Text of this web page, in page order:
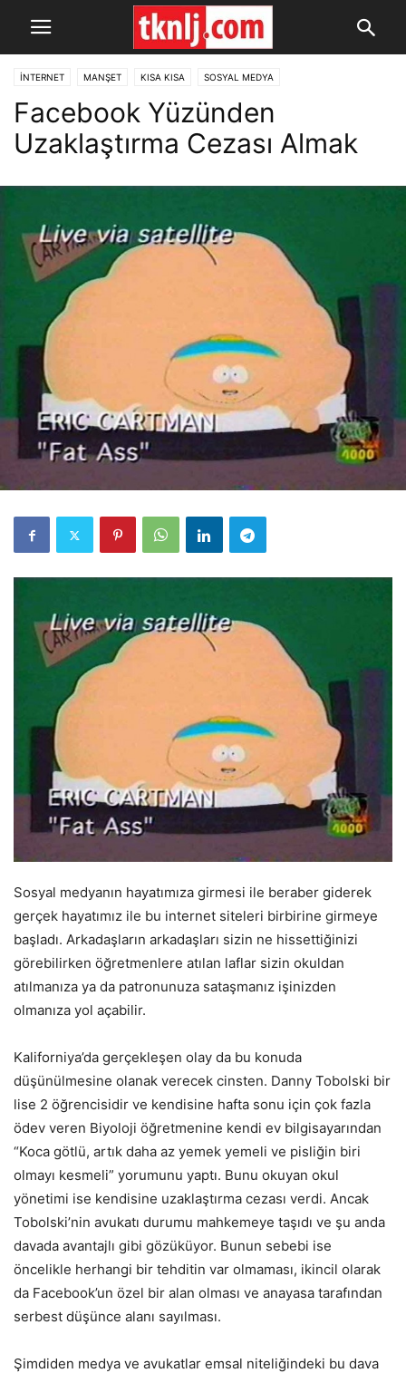
İNTERNET MANŞET KISA KISA SOSYAL MEDYA
Facebook Yüzünden
Uzaklaştırma Cezası Almak
Sosyal medyanın hayatımıza girmesi ile beraber giderek
gerçek hayatımız ile bu internet siteleri birbirine girmeye
başladı. Arkadaşların arkadaşları sizin ne hissettiğinizi
görebilirken öğretmenlere atılan laflar sizin okuldan
atılmanıza ya da patronunuza sataşmanız işinizden
olmanıza yol açabilir.
Kaliforniya’da gerçekleşen olay da bu konuda
düşünülmesine olanak verecek cinsten. Danny Tobolski bir
lise 2 öğrencisidir ve kendisine hafta sonu için çok fazla
ödev veren Biyoloji öğretmenine kendi ev bilgisayarından
“Koca götlü, artık daha az yemek yemeli ve pisliğin biri
olmayı kesmeli” yorumunu yaptı. Bunu okuyan okul
yönetimi ise kendisine uzaklaştırma cezası verdi. Ancak
Tobolski’nin avukatı durumu mahkemeye taşıdı ve şu anda
davada avantajlı gibi gözüküyor. Bunun sebebi ise
öncelikle herhangi bir tehditin var olmaması, ikincil olarak
da Facebook’un özel bir alan olması ve anayasa tarafından
serbest düşünce alanı sayılması.
Şimdiden medya ve avukatlar emsal niteliğindeki bu dava